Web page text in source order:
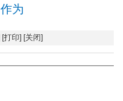
为
[打印] [关闭]